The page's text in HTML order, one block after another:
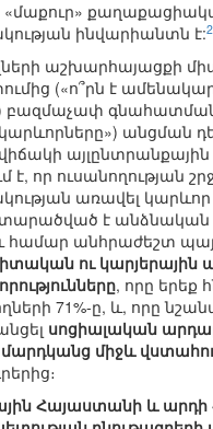
«մաքուր»
ինվարիանտն է:2
աշխարհայացքի
(«ո՞րն է
բազմաչափ գնահատման
անցման
է, որ ուսանողության
առավել կարևոր
է անձնական
համար անհրաժեշտ
ու կարյերային
, որը երեք
71%-ը, և, որը
սոցիալական
մարդկանց միջև
Հայաստանի և